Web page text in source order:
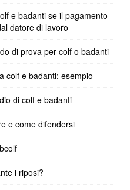
e badanti se il pagamento
datore di lavoro
di prova per colf o badanti
colf e badanti: esempio
di colf e badanti
e come difendersi
i riposi?